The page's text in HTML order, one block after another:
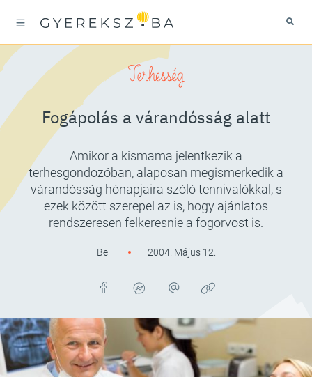
Terhesség
Fogápolás a várandósság alatt
Amikor a kismama jelentkezik a
terhesgondozóban, alaposan megismerkedik a
várandósság hónapjaira szóló tennivalókkal, s
ezek között szerepel az is, hogy ajánlatos
rendszeresen felkeresnie a fogorvost is.
Bell 2004. Május 12.